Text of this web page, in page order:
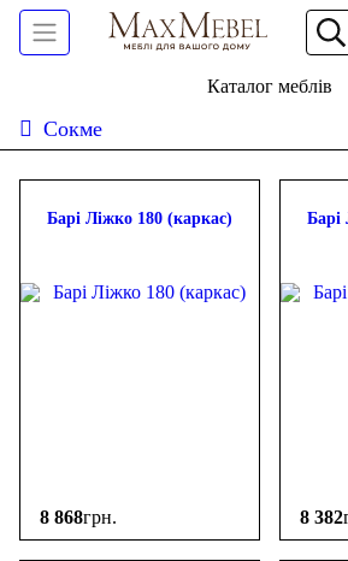
066
Каталог меблів
Сокме
ФІЛЬТР
-
грн.
Барі Ліжко 180 (каркас)
8 868грн.
Барі
8 382